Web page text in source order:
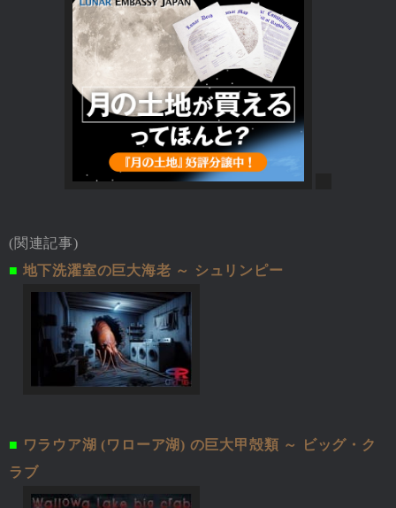
(関連記事)
■ 地下洗濯室の巨大海老 ～ シュリンピー
■ ワラウア湖 (ワローア湖) の巨大甲殻類 ～ ビッグ・ク
ラブ